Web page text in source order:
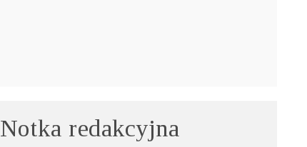
Notka redakcyjna